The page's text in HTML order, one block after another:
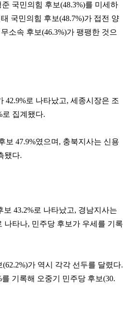
김범수 홍명보
국민의힘 후보(48.3%)를 미세하
국민의힘 후보(48.7%)가 접전 양
소속 후보(46.3%)가 팽팽한 것으
42.9%로 나타났고, 세종시장은 조
로 집계됐다.
보 47.9%였으며, 충북지사는 신용
됐다.
43.2%로 나타났고, 경남지사는
나타나, 민주당 후보가 우세를 기록
가 역시 각각 선두를 달렸다.
기록해 오중기 민주당 후보(30.